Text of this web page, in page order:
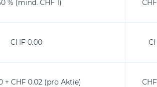
% (mind. CHF 1)
CHF 0.00
+ CHF 0.02 (pro Aktie)